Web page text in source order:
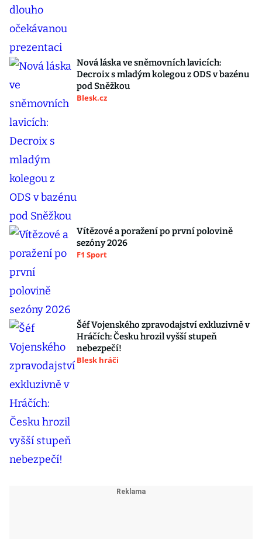
Nová láska ve sněmovních lavicích:
Decroix s mladým kolegou z ODS v bazénu
pod Sněžkou
Blesk.cz
Vítězové a poražení po první polovině
sezóny 2026
F1 Sport
Šéf Vojenského zpravodajství exkluzivně v
Hráčích: Česku hrozil vyšší stupeň
nebezpečí!
Blesk hráči